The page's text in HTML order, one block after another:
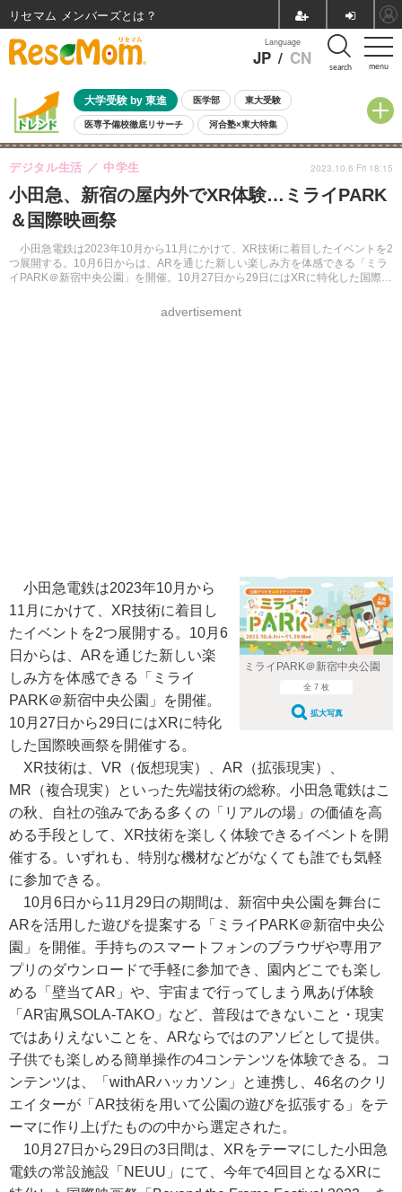
menu
Language
JP / CN search
大学受験 by 東進 医学部 東大受験
医専予備校徹底リサーチ 河合塾×東大特集
親子で考える大学選び 高校受験 中学受験 小学校受験
共通テスト 夏休み
8月開催イベント・WS 全国公立高校 過去問 人気記事
自由研究教材（小学生向け）
小田急、新宿の屋内外でXR体験…ミライPARK
＆国際映画祭
小田急電鉄は2023年10月から11月にかけて、XR技術に着目したイベントを2
つ展開する。10月6日からは、ARを通じた新しい楽しみ方を体感できる「ミラ
イPARK＠新宿中央公園」を開催。10月27日から29日にはXRに特化した国際映
デジタル生活 中学生
advertisement
2023.10.6 Fri 18:15
ミライPARK＠新宿中央公園
全 7 枚
拡大写真
小田急電鉄は2023年10月から
11月にかけて、XR技術に着目し
たイベントを2つ展開する。10月6
日からは、ARを通じた新しい楽
しみ方を体感できる「ミライ
PARK＠新宿中央公園」を開催。
10月27日から29日にはXRに特化
した国際映画祭を開催する。
XR技術は、VR（仮想現実）、AR（拡張現実）、
MR（複合現実）といった先端技術の総称。小田急電鉄はこ
の秋、自社の強みである多くの「リアルの場」の価値を高
める手段として、XR技術を楽しく体験できるイベントを開
催する。いずれも、特別な機材などがなくても誰でも気軽
に参加できる。
10月6日から11月29日の期間は、新宿中央公園を舞台に
ARを活用した遊びを提案する「ミライPARK＠新宿中央公
園」を開催。手持ちのスマートフォンのブラウザや専用ア
プリのダウンロードで手軽に参加でき、園内どこでも楽し
める「壁当てAR」や、宇宙まで行ってしまう凧あげ体験
「AR宙凧SOLA-TAKO」など、普段はできないこと・現実
ではありえないことを、ARならではのアソビとして提供。
子供でも楽しめる簡単操作の4コンテンツを体験できる。コ
ンテンツは、「withARハッカソン」と連携し、46名のクリ
エイターが「AR技術を用いて公園の遊びを拡張する」をテ
ーマに作り上げたものの中から選定された。
10月27日から29日の3日間は、XRをテーマにした小田急
電鉄の常設施設「NEUU」にて、今年で4回目となるXRに
リセマム メンバーズ